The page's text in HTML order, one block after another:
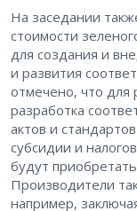
На заседании
стоимости
для создания и
и развития
отмечено, что для
разработка
актов и
субсидии и
будут
Производители
например,